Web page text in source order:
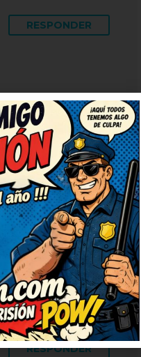
RESPONDER
chiste, me
publicando
montón. No
qué
con
a nadie.
RESPONDER